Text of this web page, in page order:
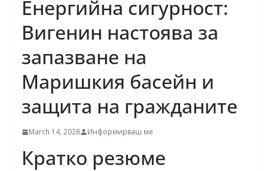
Енергийна сигурност:
Вигенин настоява за
запазване на
Маришкия басейн и
защита на гражданите
March 14, 2026 Информирваш ме
Кратко резюме